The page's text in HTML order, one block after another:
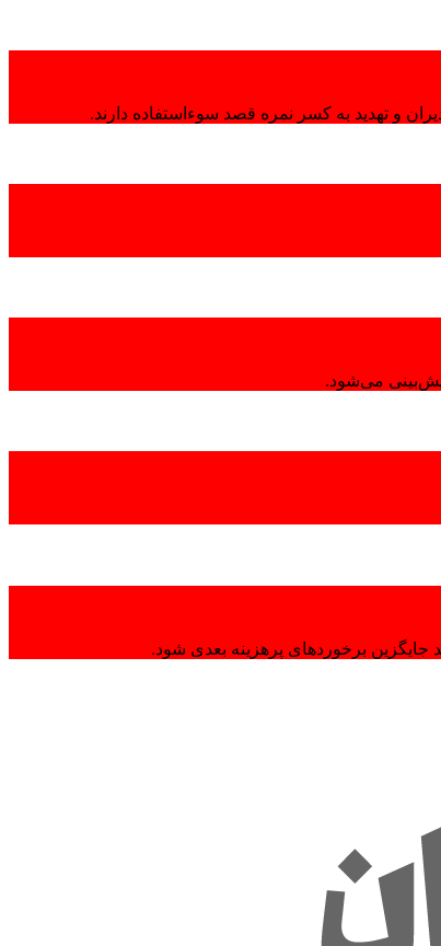
و تهدید به کسر نمره قصد سوءاستفاده دارند.
می‌شود.
برخوردهای پرهزینه بعدی شود.